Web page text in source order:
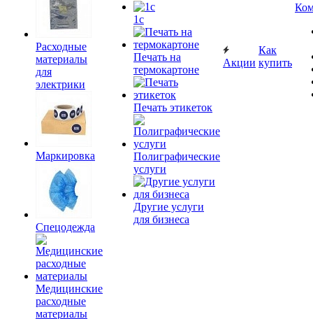
Расходные
материалы
для
электрики
Маркировка
Спецодежда
Медицинские
расходные
материалы
1c
Печать на
термокартоне
Печать этикеток
Полиграфические
услуги
Другие услуги
для бизнеса
Акции
Как
купить